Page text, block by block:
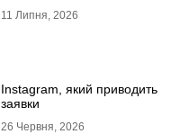
11 Липня, 2026
Instagram, який приводить
заявки
26 Червня, 2026